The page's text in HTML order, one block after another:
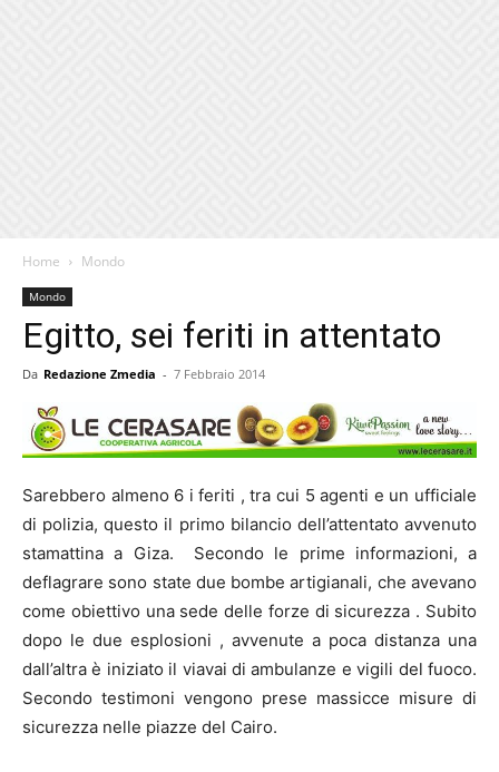
Home Mondo
Mondo
Egitto, sei feriti in attentato
Da Redazione Zmedia - 7 Febbraio 2014
Sarebbero almeno 6 i feriti , tra cui 5 agenti e un ufficiale
di polizia, questo il primo bilancio dell’attentato avvenuto
stamattina a Giza. Secondo le prime informazioni, a
deflagrare sono state due bombe artigianali, che avevano
come obiettivo una sede delle forze di sicurezza . Subito
dopo le due esplosioni , avvenute a poca distanza una
dall’altra è iniziato il viavai di ambulanze e vigili del fuoco.
Secondo testimoni vengono prese massicce misure di
sicurezza nelle piazze del Cairo.